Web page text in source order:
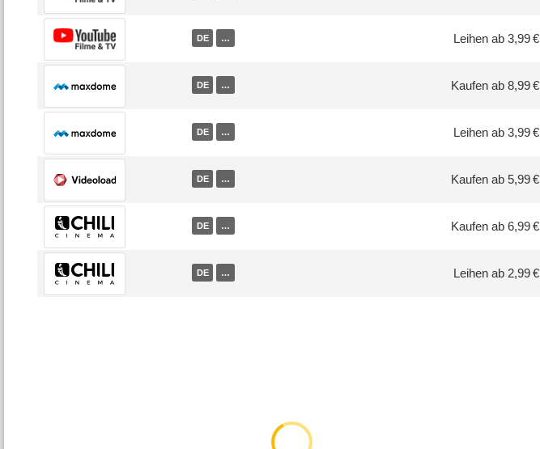
DE … Leihen ab 3,99 €
DE … Kaufen ab 8,99 €
DE … Leihen ab 3,99 €
DE … Kaufen ab 5,99 €
DE … Kaufen ab 6,99 €
DE … Leihen ab 2,99 €